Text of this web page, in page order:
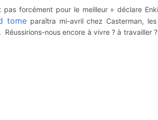
forcément pour le meilleur » déclare
tomeparaîtra mi-avril chez Casterman,
nous encore à vivre ? à travailler